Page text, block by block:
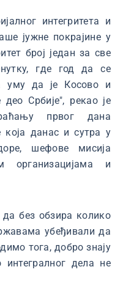
интегритета и
јужне покрајине у
број један за све
где год да се
уму да је Косово и
део Србије", рекао је
првог дана
која данас и сутра у
шефове мисија
организацијама и
без обзира колико
убеђивали да
тога, добро знају
дела не